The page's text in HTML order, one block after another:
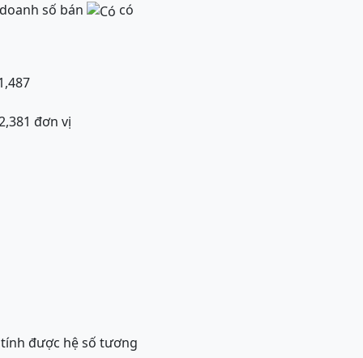
số bán có
đơn vị
được hệ số tương